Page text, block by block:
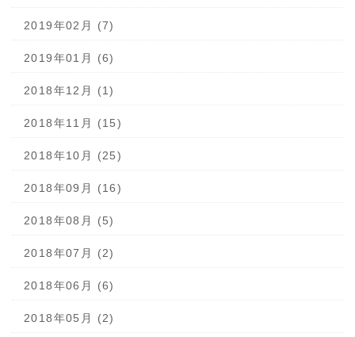
2019年02月 (7)
2019年01月 (6)
2018年12月 (1)
2018年11月 (15)
2018年10月 (25)
2018年09月 (16)
2018年08月 (5)
2018年07月 (2)
2018年06月 (6)
2018年05月 (2)